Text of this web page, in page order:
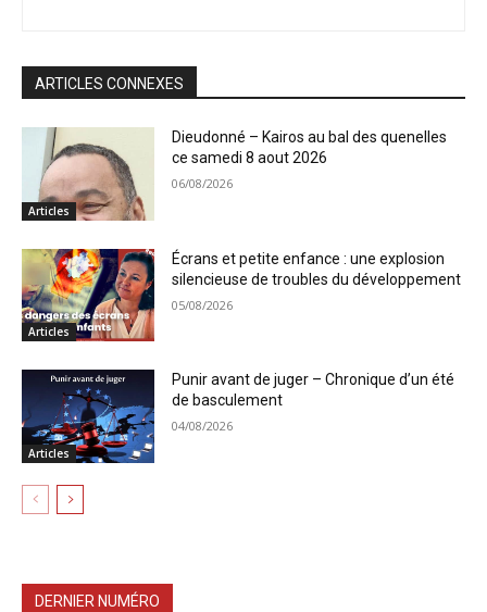
ARTICLES CONNEXES
Articles
Dieudonné – Kairos au bal des quenelles
ce samedi 8 aout 2026
06/08/2026
Articles
Écrans et petite enfance : une explosion
silencieuse de troubles du développement
05/08/2026
Articles
Punir avant de juger – Chronique d’un été
de basculement
04/08/2026
DERNIER NUMÉRO